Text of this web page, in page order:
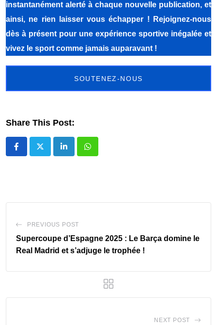
instantanément alerté à chaque nouvelle publication, et
ainsi, ne rien laisser vous échapper ! Rejoignez-nous
dès à présent pour une expérience sportive inégalée et
vivez le sport comme jamais auparavant !
SOUTENEZ-NOUS
Share This Post:
LinkedIn Whatsapp
PREVIOUS POST
Supercoupe d’Espagne 2025 : Le Barça domine le
Real Madrid et s’adjuge le trophée !
NEXT POST